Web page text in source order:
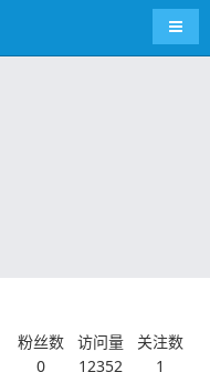
导航
粉丝数
0
访问量
12352
关注数
1